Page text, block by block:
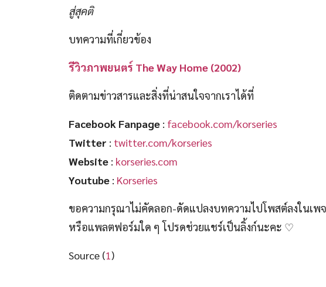
สู่สุคติ
บทความที่เกี่ยวข้อง
รีวิวภาพยนตร์ The Way Home (2002)
ติดตามข่าวสารและสิ่งที่น่าสนใจจากเราได้ที่
Facebook Fanpage : facebook.com/korseries
Twitter : twitter.com/korseries
Website : korseries.com
Youtube : Korseries
ขอความกรุณาไม่คัดลอก-ดัดแปลงบทความไปโพสต์ลงในเพ
หรือแพลตฟอร์มใด ๆ โปรดช่วยแชร์เป็นลิ้งก์นะคะ ♡
Source (1)